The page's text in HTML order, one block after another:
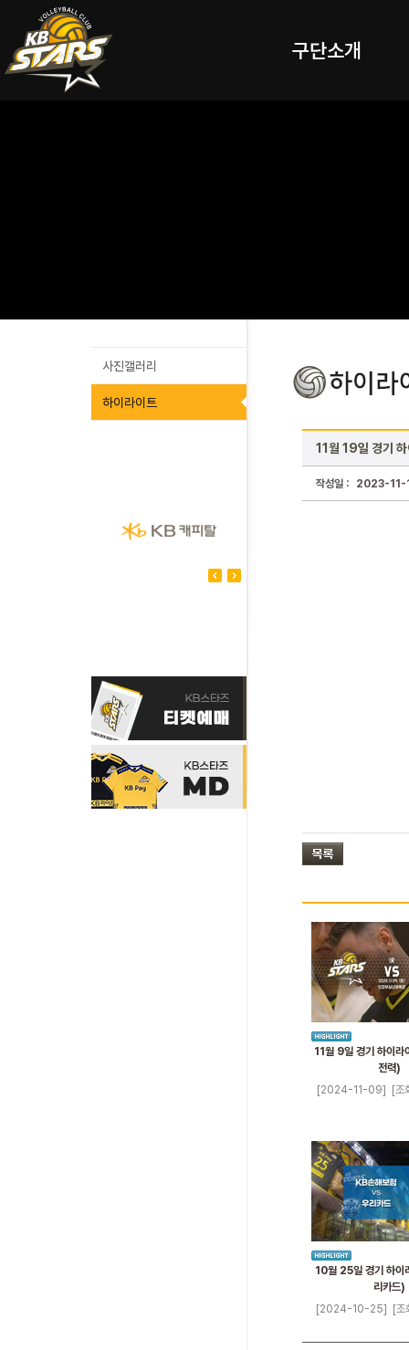
구단소개
사진갤러리
하이라이트
11월 19일 경기
작성일 : 2023-11-
11월 9일 경기 하이
전력)
[2024-11-09]
[조
10월 25일 경기 하이
리카드)
[2024-10-25]
[